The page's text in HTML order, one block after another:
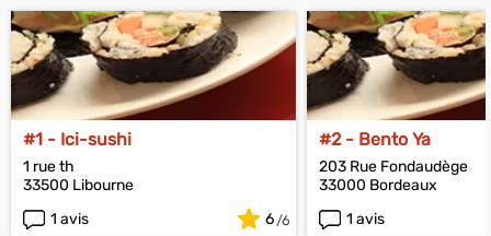
#1 - Ici-sushi
1 rue th
33500 Libourne
1 avis
6
#2 - Bento Ya
203 Rue Fondaudège
33000 Bordeaux
1 avis